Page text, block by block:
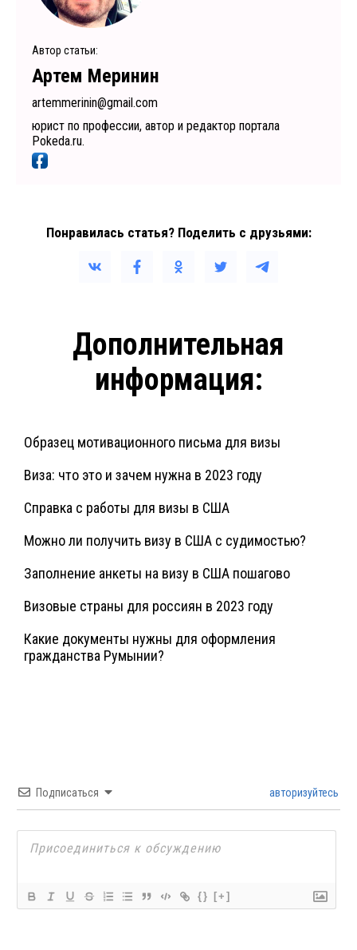
Автор статьи:
Артем Меринин
artemmerinin@gmail.com
юрист по профессии, автор и редактор портала
Pokeda.ru.
Понравилась статья? Поделить с друзьями:
Дополнительная
информация:
Образец мотивационного письма для визы
Виза: что это и зачем нужна в 2023 году
Справка с работы для визы в США
Можно ли получить визу в США с судимостью?
Заполнение анкеты на визу в США пошагово
Визовые страны для россиян в 2023 году
Какие документы нужны для оформления
гражданства Румынии?
Подписаться авторизуйтесь
{} [+]